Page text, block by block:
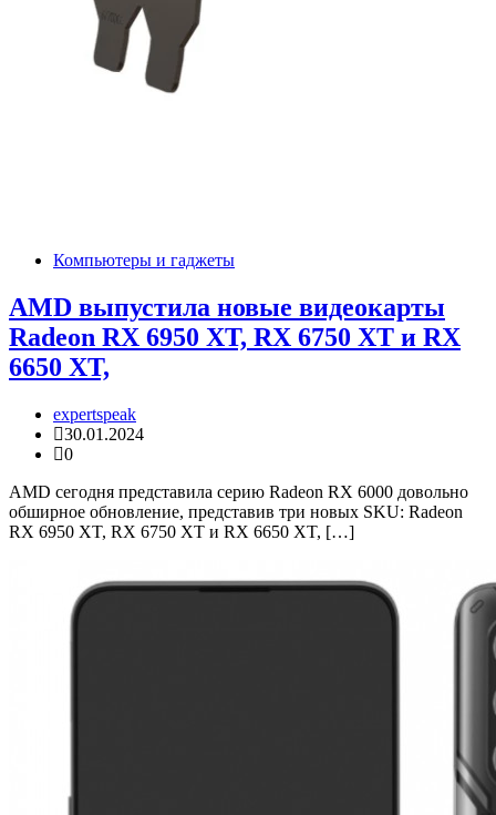
Компьютеры и гаджеты
AMD выпустила новые видеокарты
Radeon RX 6950 XT, RX 6750 XT и RX
6650 XT,
expertspeak
30.01.2024
0
AMD сегодня представила серию Radeon RX 6000 довольно
обширное обновление, представив три новых SKU: Radeon
RX 6950 XT, RX 6750 XT и RX 6650 XT, […]